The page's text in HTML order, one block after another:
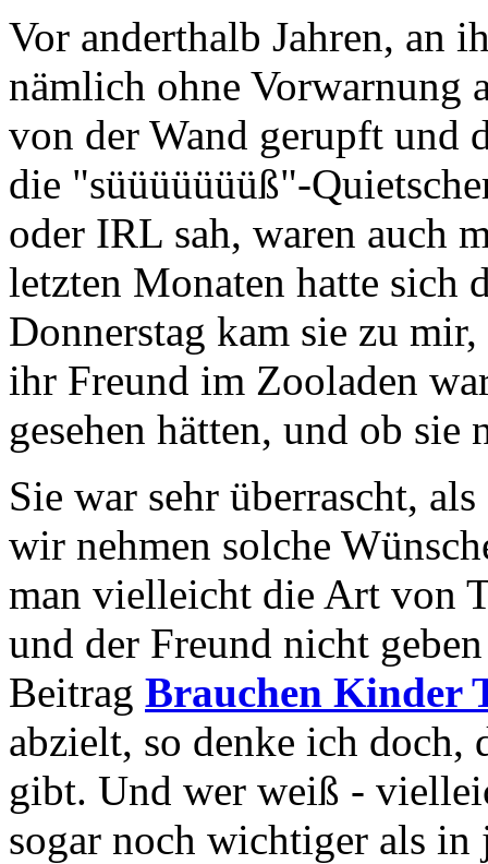
Vor anderthalb Jahren, an
nämlich ohne
von der Wand gerupft und
die "süüüüüüüß"-
oder IRL sah, waren auch
letzten Monaten hatte sich
Donnerstag kam sie zu
ihr Freund im Zooladen
gesehen hätten, und ob
Sie war sehr überrascht,
wir nehmen solche
man vielleicht die Art von
und der Freund nicht
Beitrag Brauchen Kinder
abzielt, so denke ich doch,
gibt. Und wer weiß -
sogar noch wichtiger als in